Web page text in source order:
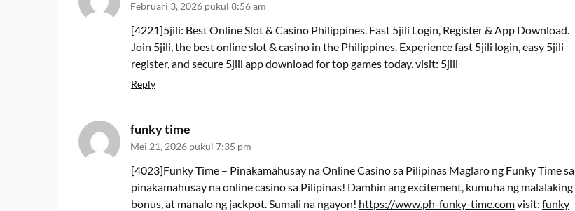
Februari 3, 2026 pukul 8:56 am
[4221]5jili: Best Online Slot & Casino Philippines. Fast 5jili Login, Register & App Download.
Join 5jili, the best online slot & casino in the Philippines. Experience fast 5jili login, easy 5jili
register, and secure 5jili app download for top games today. visit: 5jili
Reply
funky time
Mei 21, 2026 pukul 7:35 pm
[4023]Funky Time – Pinakamahusay na Online Casino sa Pilipinas Maglaro ng Funky Time sa
pinakamahusay na online casino sa Pilipinas! Damhin ang excitement, kumuha ng malalaking
bonus, at manalo ng jackpot. Sumali na ngayon! https://www.ph-funky-time.comvisit: funky